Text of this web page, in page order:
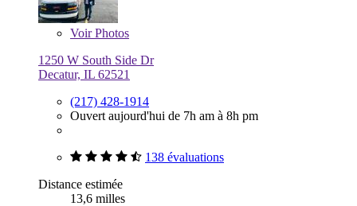
VoirPhotos
1250 W South Side Dr
Decatur, IL 62521
(217) 428-1914
Ouvert aujourd'hui de 7h am à 8h pm
138 évaluations
Distance estimée
13,6 milles